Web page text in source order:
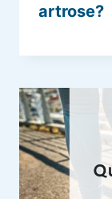
artrose?